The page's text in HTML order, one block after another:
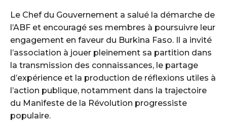
‎Le Chef du Gouvernement a salué la démarche de
l’ABF et encouragé ses membres à poursuivre leur
engagement en faveur du Burkina Faso. Il a invité
l’association à jouer pleinement sa partition dans
la transmission des connaissances, le partage
d’expérience et la production de réflexions utiles à
l’action publique, notamment dans la trajectoire
du Manifeste de la Révolution progressiste
populaire.